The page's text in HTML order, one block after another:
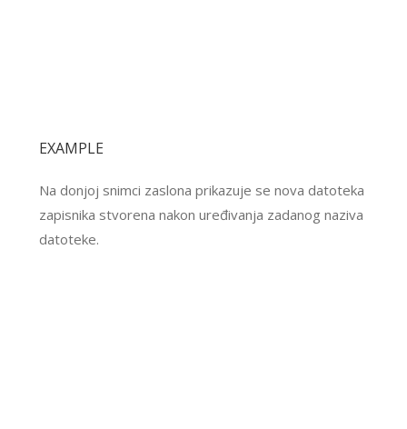
EXAMPLE
Na donjoj snimci zaslona prikazuje se nova datoteka
zapisnika stvorena nakon uređivanja zadanog naziva
datoteke.